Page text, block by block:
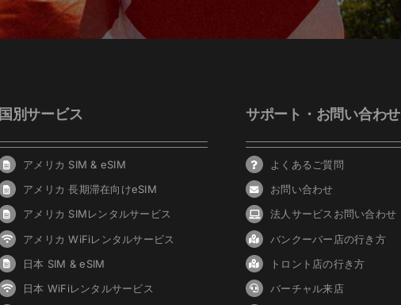
国別サービス
アメリカ SIM & eSIM
アメリカ 長期滞在向けeSIM
アメリカ SIMレンタルサービス
アメリカ WiFiレンタルサービス
日本 SIM & eSIM
日本 WiFiレンタルサービス
サポート・お問い合わせ
よくあるご質問
お問い合わせ
法人サービスお問い合わせ
バンクーバー 店の行き方
トロント店の行き方
バーチャル来店